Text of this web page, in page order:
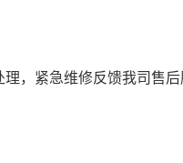
，紧急维修反馈我司售